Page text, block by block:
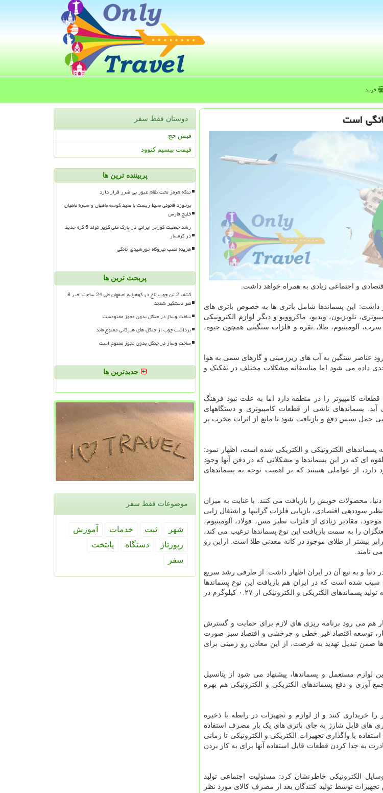
خرید
و اجتماعی زیادی به همراه خواهد داشت.
داشت: این پسماندها شامل باتری ها به خصوص باتری های
تلویزیون، ویدیو، ماکروویو و دیگر لوازم الکترونیکی
آلومینیوم، طلا، نقره و فلزات سنگینی همچون جیوه،
عناصر سنگین به آب های زیرزمینی و گازهای سمی به هوا
داده می شود اما متاسفانه مشکلات مختلف در تفکیک و
کامپیوتر را در منطقه دارد اما به علت نبود فرهنگ
پسماندهای ناشی از قطعات کامپیوتری و دستگاههای
حمل سپس دفع و بازیافت شود تا مانع از اثرات مخرب بر
الکترونیکی و الکتریکی شده است، اظهار نمود:
عمر کم این وسایل ( ۲ تا ۵ سال)، خطرات بالقوه ای که در این پسماندها و مشکلاتی که در دفن آنها وجود
دارد، از عواملی هستند که بر اهمیت توجه به پسماندهای
محصولات خویش را بازیافت می کنند. با عنایت به میزان
سوددهی اقتصادی، بازیابی فلزات گرانبها و اشتغال زایی
مقادیر زیادی از فلزات نظیر مس، فولاد، آلومینیوم،
را به سمت بازیافت این نوع پسماندها ترغیب می کند،
صورتی که مقدار طلای موجود در این نوع پسماندها به صورت متوسط ۱۵ تا ۲۰ برابر بیشتر از طلای موجود در کانه معدنی طلا است. ازاین رو
نامند.
دنیا و به تبع آن در ایران اظهار داشت: از طرفی رشد سریع
شده است که در ایران هم بازیافت این نوع پسماندها
بعنوان یکی از دغدغه های کشور مطرح باشد. بر مبنای برآوردهای انجام گرفته، سرانه تولید پسماندهای الکتریکی و الکترونیکی از ۰.۲۷ کیلوگرم در
هم می رود برنامه ریزی های لازم برای حمایت و گسترش
توسعه اقتصاد غیر خطی و چرخشی و اقتصاد سبز صورت
ضمن تبدیل تهدید به فرصت، از این معادن رو زمینی برای
مستعمل و پسماندها، پیشنهاد می شود از پتانسیل
و دفع پسماندهای الکتریکی و الکترونیکی هم بهره
خریداری کنند و از لوازم و تجهیزات در رابطه با ذخیره
های قابل شارژ به جای باتری های یک بار مصرف استفاده
یا واگذاری تجهیزات الکتریکی و الکترونیکی تا زمانی
به جدا کردن قطعات قابل استفاده آنها برای به کار بردن
الکترونیکی خاطرنشان کرد: مسئولیت اجتماعی تولید
توسط تولید کنندگان بعد از مصرف کالای مورد نظر
دوستان فقط سفر
فیش حج
قیمت بیسیم کنوود
پربیننده ترین ها
تنگه هرمز تحت نظام عبور بی ضرر قرار دارد
برخورد قانونی محیط زیست با صید کوسه ماهیان و سفره ماهیان
خلیج فارس
رشد جمعیت گورخر ایرانی در پارک ملی کویر تولد 5 کره جدید
در گرمسار
هزینه نصب نیروگاه خورشیدی خانگی
پربحث ترین ها
کشف 2 تن چوب تاغ در کوهپایه اصفهان طی 24 ساعت اخیر 8
نفر دستگیر شدند
ساخت وساز در جنگل بدون مجوز ممنوعست
برداشت چوب از جنگل های هیرکانی ممنوع ماند
ساخت وساز در جنگل بدون مجوز ممنوع است
جدیدترین ها
موضوعات فقط سفر
شهر ثبت خدمات
آموزش
رپورتاژ
دستگاه
پایتخت
سفر